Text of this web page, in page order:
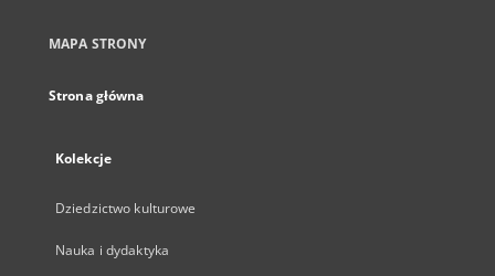
MAPA STRONY
Strona główna
Kolekcje
Dziedzictwo kulturowe
Nauka i dydaktyka